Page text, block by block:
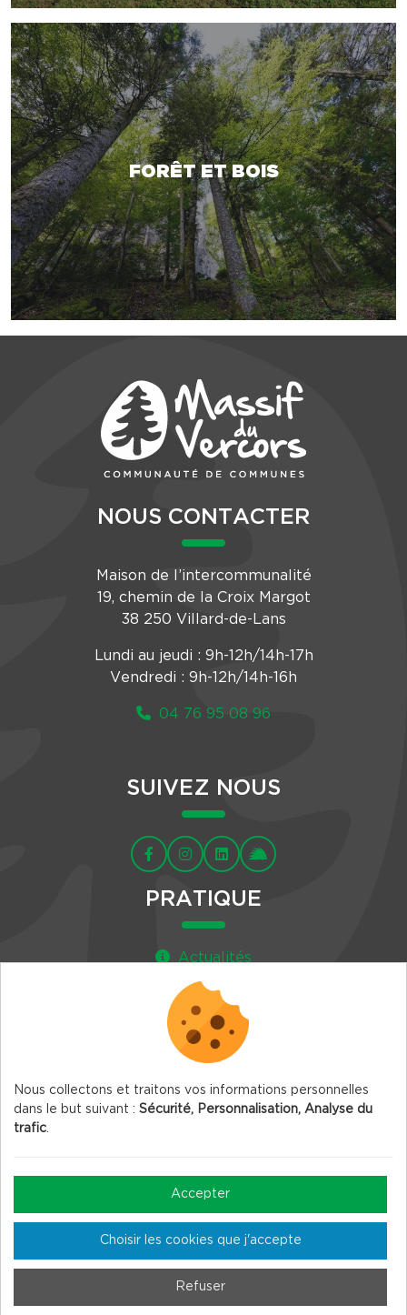
FORÊT ET BOIS
NOUS CONTACTER
Maison de l’intercommunalité
19, chemin de la Croix Margot
38 250 Villard-de-Lans
Lundi au jeudi : 9h-12h/14h-17h
Vendredi : 9h-12h/14h-16h
04 76 95 08 96
SUIVEZ NOUS
PRATIQUE
Actualités
Agenda
Newsletter
Gestion des Cookies
Crédits
Fait en France par
Nous collectons et traitons vos informations personnelles
dans le but suivant : Sécurité, Personnalisation, Analyse du
trafic.
Accepter
Refuser
Choisir les cookies que j'accepte